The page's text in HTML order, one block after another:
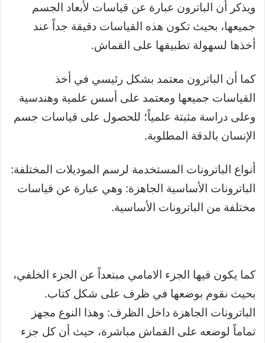
ويذكر أن الباترون عبارة عن قیاسات لأبعاد الجسم
جميعها، بحيث تكون هذه القياسات دقيقة جداً عند
أخذها لسهولة تطبيقها على القماش.
كما أن الباترون معتمد بشكل رئيسي في أخذ
القياسات جميعها ومعتمد على أسس علمية وهندسية
وعلى دراسة مثبتة علمياً؛ للحصول على قياسات جسم
الإنسان بالدقة المطلوبة.
أنواع الباترونات المستخدمة لرسم الموديلات المختلفة:
الباترونات الأساسیة الجاھزة: وھي عبارة عن قياسات
مختلفة من الباترونات الأساسیة.
كما يكون فيها الجزء الامامي مبتعداً عن الجزء الخلفي،
بحيث نقوم بوضعها في ظرف على شكل كتاب.
الباترونات الجاھزة داخل الظرف: وهذا النوع مجهز
تماماً لوضعه على القماش مباشرة، حيث أن كل جزء